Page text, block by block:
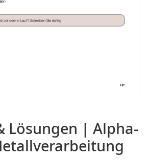
Lösungen | Alpha-